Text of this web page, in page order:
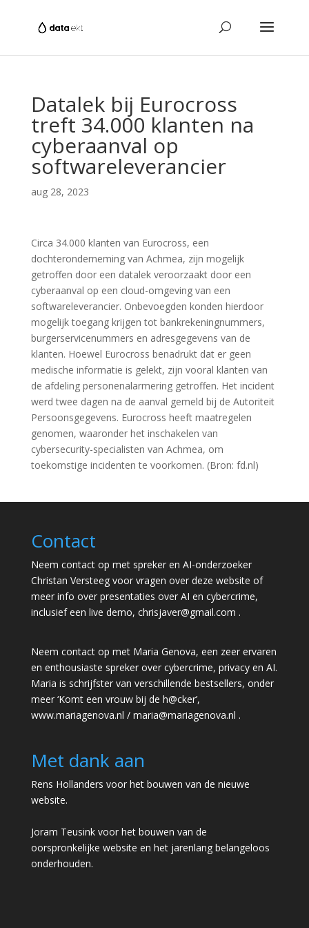
Datalek bij Eurocross
treft 34.000 klanten na
cyberaanval op
softwareleverancier
aug 28, 2023
Circa 34.000 klanten van Eurocross, een
dochteronderneming van Achmea, zijn mogelijk
getroffen door een datalek veroorzaakt door een
cyberaanval op een cloud-omgeving van een
softwareleverancier. Onbevoegden konden hierdoor
mogelijk toegang krijgen tot bankrekeningnummers,
burgerservicenummers en adresgegevens van de
klanten. Hoewel Eurocross benadrukt dat er geen
medische informatie is gelekt, zijn vooral klanten van
de afdeling personenalarmering getroffen. Het incident
werd twee dagen na de aanval gemeld bij de Autoriteit
Persoonsgegevens. Eurocross heeft maatregelen
genomen, waaronder het inschakelen van
cybersecurity-specialisten van Achmea, om
toekomstige incidenten te voorkomen. (Bron: fd.nl)
Contact
Neem contact op met spreker en AI-onderzoeker
Christan Versteeg voor vragen over deze website of
meer info over presentaties over AI en cybercrime,
inclusief een live demo, chrisjaver@gmail.com .
Neem contact op met Maria Genova, een zeer ervaren
en enthousiaste spreker over cybercrime, privacy en AI.
Maria is schrijfster van verschillende bestsellers, onder
meer ‘Komt een vrouw bij de h@cker’,
www.mariagenova.nl / maria@mariagenova.nl .
Met dank aan
Rens Hollanders voor het bouwen van de nieuwe
website.
Joram Teusink voor het bouwen van de
oorspronkelijke website en het jarenlang belangeloos
onderhouden.